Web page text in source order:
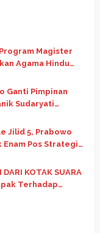
Magister
Agama Hindu
Berkualitas
Ganti Pimpinan
Sudaryati
Nasional
Jilid 5, Prabowo
Enam Pos Strategis
DARI KOTAK SUARA
Terhadap